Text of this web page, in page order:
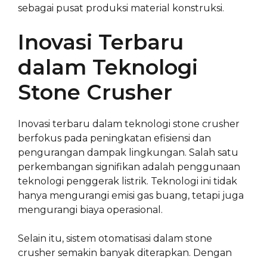
sebagai pusat produksi material konstruksi.
Inovasi Terbaru
dalam Teknologi
Stone Crusher
Inovasi terbaru dalam teknologi stone crusher
berfokus pada peningkatan efisiensi dan
pengurangan dampak lingkungan. Salah satu
perkembangan signifikan adalah penggunaan
teknologi penggerak listrik. Teknologi ini tidak
hanya mengurangi emisi gas buang, tetapi juga
mengurangi biaya operasional.
Selain itu, sistem otomatisasi dalam stone
crusher semakin banyak diterapkan. Dengan